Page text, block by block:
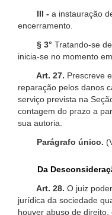
III - a instauração
encerramento.
§ 3° Tratando-se
inicia-se no momento
Art. 27. Prescreve
reparação pelos danos
serviço prevista na
contagem do prazo a
sua autoria.
Parágrafo único.
Da
Art. 28. O juiz
jurídica da sociedade
houver abuso de direito,